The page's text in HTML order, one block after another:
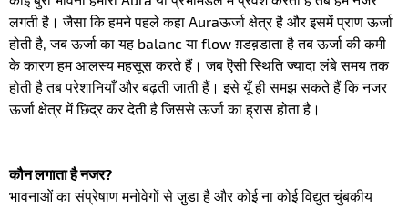
लगती है। जैसा कि हमने पहले कहा Auraऊर्जा क्षेत्र है और इसमें प्राण ऊर्जा
होती है, जब ऊर्जा का यह balanc या flow ग़डब़डाता है तब ऊर्जा की कमी
के कारण हम आलस्य महसूस करते हैं। जब ऎसी स्थिति ज्यादा लंबे समय तक
होती है तब परेशानियाँ और बढ़ती जाती हैं। इसे यूँ ही समझ सकते हैं कि नजर
ऊर्जा क्षेत्र में छिद्र कर देती है जिससे ऊर्जा का ह्रास होता है।
कौन लगाता है नजर?
भावनाओं का संप्रेषाण मनोवेगों से जु़डा है और कोई ना कोई विद्युत चुंबकीय